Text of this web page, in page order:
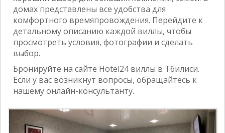
домах представлены все удобства для
комфортного времяпровождения. Перейдите к
детальному описанию каждой виллы, чтобы
просмотреть условия, фотографии и сделать
выбор.
Бронируйте на сайте Hotel24 виллы в Тбилиси.
Если у вас возникнут вопросы, обращайтесь к
нашему онлайн-консультанту.
Previous Next